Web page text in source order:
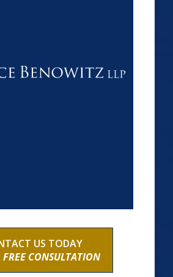
US TODAY
FREE CONSULTATION